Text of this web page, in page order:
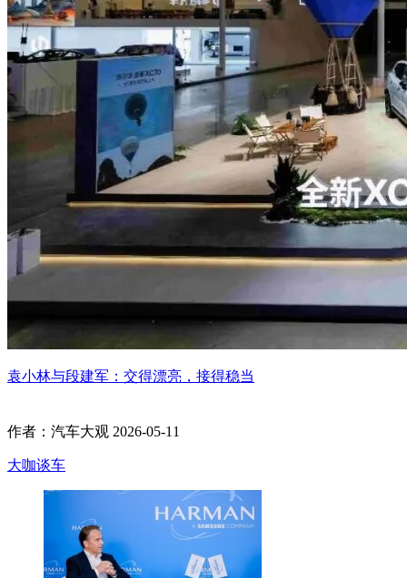
袁小林与段建军：交得漂亮，接得稳当
作者：汽车大观 2026-05-11
大咖谈车